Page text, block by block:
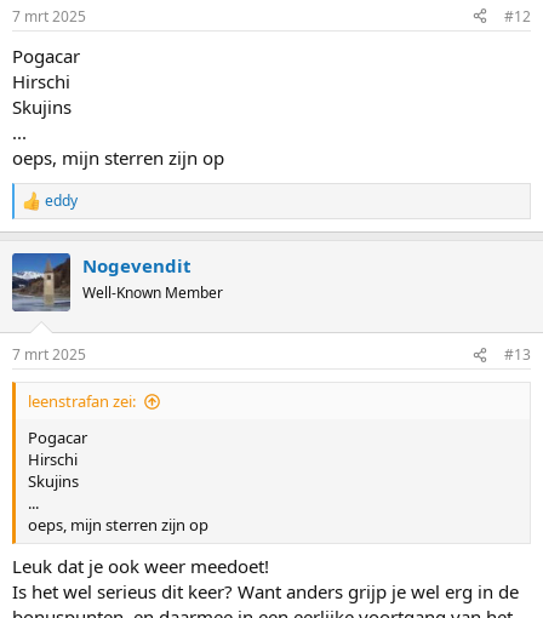
7 mrt 2025 #12
Pogacar
Hirschi
Skujins
...
oeps, mijn sterren zijn op
R
e
c
t
i
s
:
eddy
Nogevendit
Well-Known Member
7 mrt 2025 #13
leenstrafan zei:
Pogacar
Hirschi
Skujins
...
oeps, mijn sterren zijn op
Leuk dat je ook weer meedoet!
Is het wel serieus dit keer? Want anders grijp je wel erg in de